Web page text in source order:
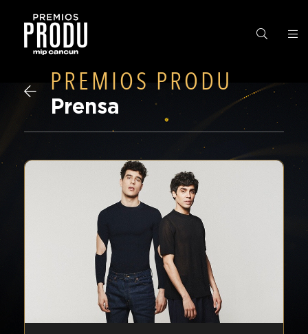
Premios
PRODU
Edición
2023
Finalistas
Ganadores
PREMIOS PRODU
Prensa